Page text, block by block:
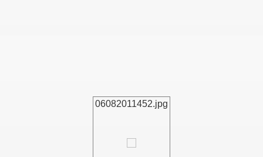
06082011452.jpg